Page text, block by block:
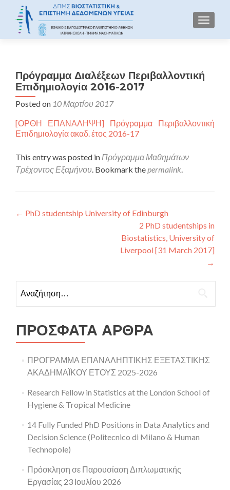
Πρόγραμμα Διαλέξεων Περιβαλλοντική
Επιδημιολογία 2016-2017
Posted on 10 Μαρτίου 2017
[ΟΡΘΗ ΕΠΑΝΑΛΗΨΗ] Πρόγραμμα Περιβαλλοντική
Επιδημιολογία ακαδ. έτος 2016-17
This entry was posted inΠρόγραμμα Μαθημάτων
Τρέχοντος Εξαμήνου. Bookmark thepermalink.
Πλοήγηση άρθρων
← PhD studentship University of Edinburgh
2 PhD studentships in
Biostatistics, University of
Liverpool [31 March 2017]
→
ΠΡΌΣΦΑΤΑ ΆΡΘΡΑ
ΠΡΟΓΡΑΜΜΑ ΕΠΑΝΑΛΗΠΤΙΚΗΣ ΕΞΕΤΑΣΤΙΚΗΣ
ΑΚΑΔΗΜΑΪΚΟΥ ΕΤΟΥΣ 2025-2026
Research Fellow in Statistics at the London School of
Hygiene & Tropical Medicine
14 Fully Funded PhD Positions in Data Analytics and
Decision Science (Politecnico di Milano & Human
Technopole)
Πρόσκληση σε Παρουσίαση Διπλωματικής
Εργασίας 23 Ιουλίου 2026